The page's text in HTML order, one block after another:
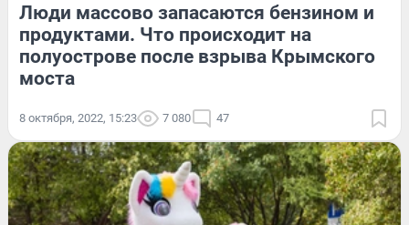
Люди массово запасаются бензином и
продуктами. Что происходит на
полуострове после взрыва Крымского
моста
8 октября, 2022, 15:23 7 080 47